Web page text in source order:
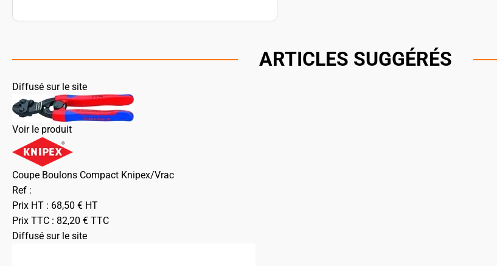
ARTICLES SUGGÉRÉS
Diffusé sur le site
Voir le produit
Coupe Boulons Compact Knipex/Vrac
Ref :
Prix HT : 68,50 € HT
Prix TTC : 82,20 € TTC
Diffusé sur le site